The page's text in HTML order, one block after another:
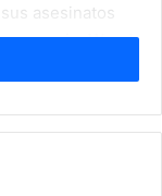
asesinatos
su novia, Wendy
la periodista.
quien habría